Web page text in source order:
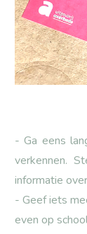
- Ga eens
verkennen.
informatie
- Geef iets
even op